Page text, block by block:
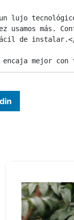
un lujo
usamos
de
encaja mejor